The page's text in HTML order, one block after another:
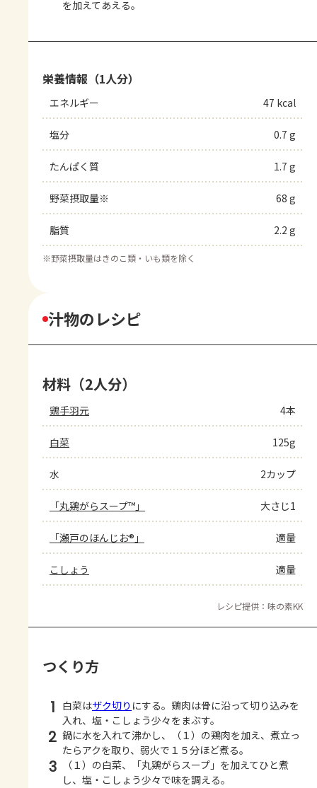
を加えてあえる。
栄養情報（1人分）
エネルギー 47 kcal
塩分 0.7 g
たんぱく質 1.7 g
野菜摂取量※ 68 g
脂質 2.2 g
※野菜摂取量はきのこ類・いも類を除く
汁物のレシピ
材料（2人分）
鶏手羽元 4本
白菜 125g
水 2カップ
「丸鶏がらスープ™」 大さじ1
「瀬戸のほんじお®」 適量
こしょう 適量
レシピ提供：味の素KK
つくり方
1 白菜はザク切り にする。鶏肉は骨に沿って切り込みを
入れ、塩・こしょう少々をまぶす。
2 鍋に水を入れて沸かし、（１）の鶏肉を加え、煮立っ
たらアクを取り、弱火で１５分ほど煮る。
3
（１）の白菜、「丸鶏がらスープ」を加えてひと煮
し、塩・こしょう少々で味を調える。